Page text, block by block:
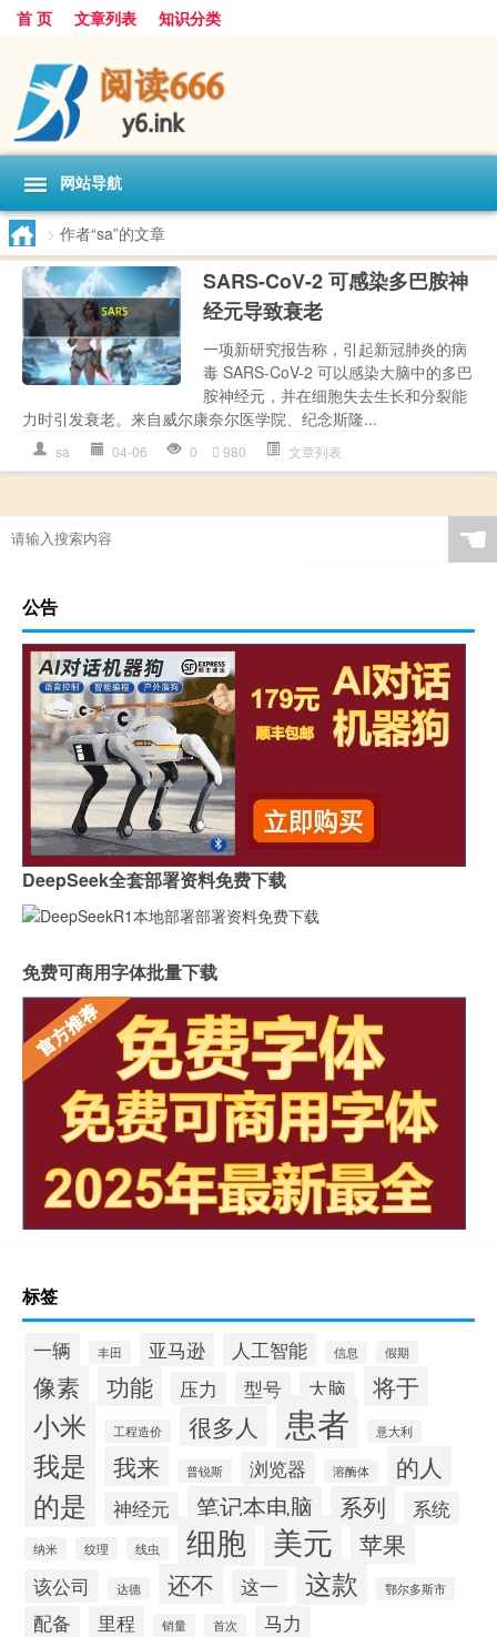
首 页 文章列表 知识分类
网站导航
> 作者“sa”的文章
SARS-CoV-2 可感染多巴胺神
经元导致衰老
一项新研究报告称，引起新冠肺炎的病
毒 SARS-CoV-2 可以感染大脑中的多巴
胺神经元，并在细胞失去生长和分裂能
力时引发衰老。来自威尔康奈尔医学院、纪念斯隆...
sa 04-06 0 980 文章列表
☚
公告
DeepSeek全套部署资料免费下载
免费可商用字体批量下载
标签
一辆 丰田 亚马逊 人工智能 信息 假期
像素 功能 压力 型号 大脑 将于
小米 工程造价 很多人 患者 意大利
我是 我来 普锐斯 浏览器 溶酶体 的人
的是 神经元 笔记本电脑 系列 系统
纳米 纹理 线虫 细胞 美元 苹果
该公司 达德 还不 这一 这款 鄂尔多斯市
配备 里程 销量 首次 马力